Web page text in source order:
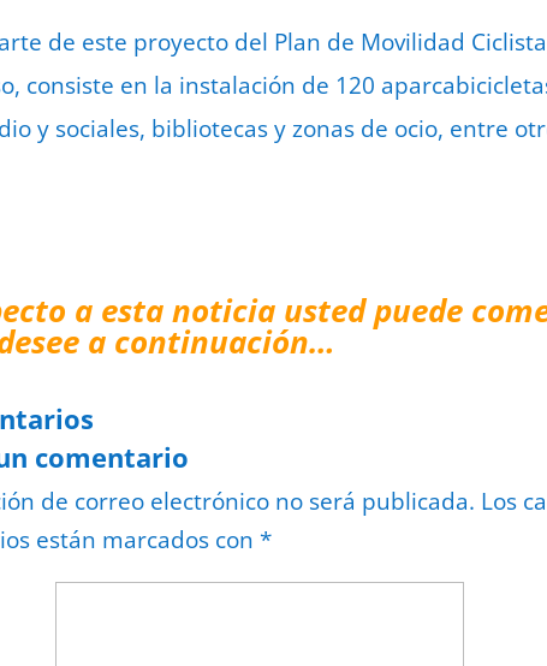
de este proyecto del Plan de Movilidad
consiste en la instalación de 120
y sociales, bibliotecas y zonas de ocio, entre
a esta noticia usted puede
a continuación…
comentario
de correo electrónico no será publicada. Los
están marcados con *